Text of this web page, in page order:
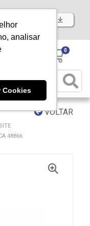
analisar
Cookies
já nosso APP
0
VOLTAR
48866